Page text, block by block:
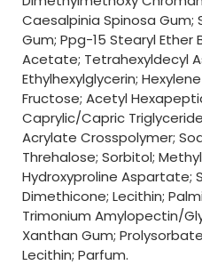
Caesalpinia Spinosa Gum;
Gum; Ppg-15 Stearyl
Acetate; Tetrahexyldecyl
Ethylhexylglycerin;
Fructose; Acetyl
Caprylic/Capric
Acrylate Crosspolymer;
Threhalose; Sorbitol;
Hydroxyproline Aspartate;
Dimethicone; Lecithin;
Trimonium Amylopectin/
Xanthan Gum;
Lecithin; Parfum.